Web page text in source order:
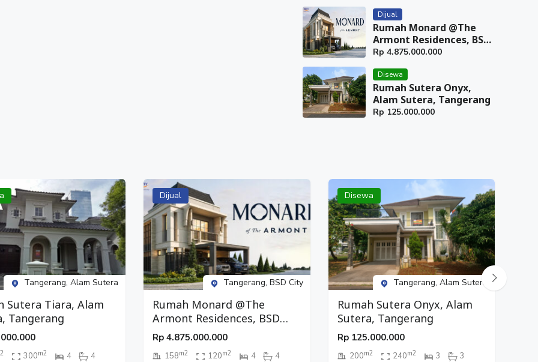
Dijual
Rumah Monard @The
Armont Residences, BSD
City, Tangerang
Rp 4.875.000.000
Disewa
Rumah Sutera Onyx,
Alam Sutera, Tangerang
Rp 125.000.000
Tangerang, Alam Sutera
Sutera Tiara, Alam
Tangerang
300m2 4 4
Dijual
Tangerang, BSD City
Rumah Monard @The
Armont Residences, BSD
City, Tangerang
Rp 4.875.000.000
158m2 120m2 4 4
Disewa
Tangerang, Alam Sutera
Rumah Sutera Onyx, Alam
Sutera, Tangerang
Rp 125.000.000
200m2 240m2 3 3